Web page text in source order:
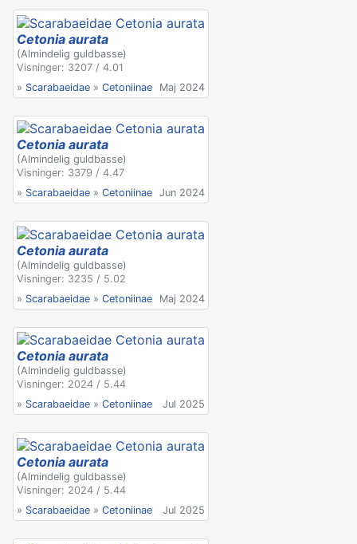
Cetonia aurata
(Almindelig guldbasse)
Visninger: 3207 / 4.01
» Scarabaeidae » Cetoniinae Maj 2024
Cetonia aurata
(Almindelig guldbasse)
Visninger: 3379 / 4.47
» Scarabaeidae » Cetoniinae Jun 2024
Cetonia aurata
(Almindelig guldbasse)
Visninger: 3235 / 5.02
» Scarabaeidae » Cetoniinae Maj 2024
Cetonia aurata
(Almindelig guldbasse)
Visninger: 2024 / 5.44
» Scarabaeidae » Cetoniinae Jul 2025
Cetonia aurata
(Almindelig guldbasse)
Visninger: 2024 / 5.44
» Scarabaeidae » Cetoniinae Jul 2025